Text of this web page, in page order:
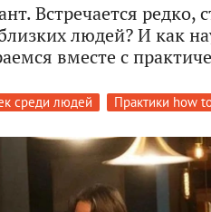
Встречается редко,
людей? И как
вместе с
среди людей Практики how